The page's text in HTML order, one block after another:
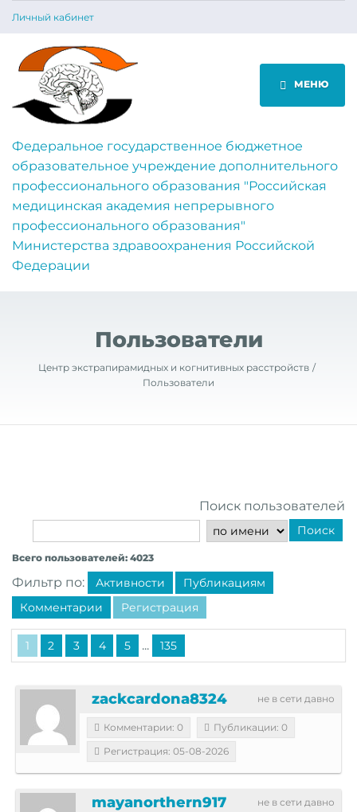
Личный кабинет
МЕНЮ
Федеральное государственное бюджетное
образовательное учреждение дополнительного
профессионального образования "Российская
медицинская академия непрерывного
профессионального образования"
Министерства здравоохранения Российской
Федерации
Пользователи
Центр экстрапирамидных и когнитивных расстройств
Пользователи
Поиск пользователей
Поиск
Всего пользователей: 4023
Фильтр по: Активности
Публикациям
Комментарии
Регистрация
1 2 3 4 5 ... 135
не в сети давно
zackcardona8324
Комментарии: 0
Публикации: 0
Регистрация: 05-08-2026
не в сети давно
mayanorthern917